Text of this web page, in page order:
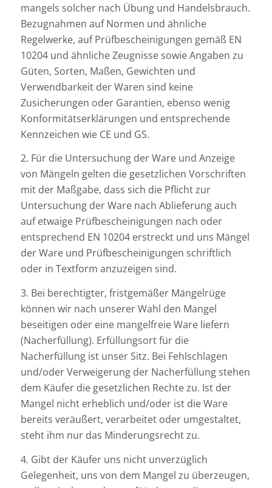
mangels solcher nach Übung und Handelsbrauch.
Bezugnahmen auf Normen und ähnliche
Regelwerke, auf Prüfbescheinigungen gemäß EN
10204 und ähnliche Zeugnisse sowie Angaben zu
Güten, Sorten, Maßen, Gewichten und
Verwendbarkeit der Waren sind keine
Zusicherungen oder Garantien, ebenso wenig
Konformitätserklärungen und entsprechende
Kennzeichen wie CE und GS.
2. Für die Untersuchung der Ware und Anzeige
von Mängeln gelten die gesetzlichen Vorschriften
mit der Maßgabe, dass sich die Pflicht zur
Untersuchung der Ware nach Ablieferung auch
auf etwaige Prüfbescheinigungen nach oder
entsprechend EN 10204 erstreckt und uns Mängel
der Ware und Prüfbescheinigungen schriftlich
oder in Textform anzuzeigen sind.
3. Bei berechtigter, fristgemäßer Mängelrüge
können wir nach unserer Wahl den Mangel
beseitigen oder eine mangelfreie Ware liefern
(Nacherfüllung). Erfüllungsort für die
Nacherfüllung ist unser Sitz. Bei Fehlschlagen
und/oder Verweigerung der Nacherfüllung stehen
dem Käufer die gesetzlichen Rechte zu. Ist der
Mangel nicht erheblich und/oder ist die Ware
bereits veräußert, verarbeitet oder umgestaltet,
steht ihm nur das Minderungsrecht zu.
4. Gibt der Käufer uns nicht unverzüglich
Gelegenheit, uns von dem Mangel zu überzeugen,